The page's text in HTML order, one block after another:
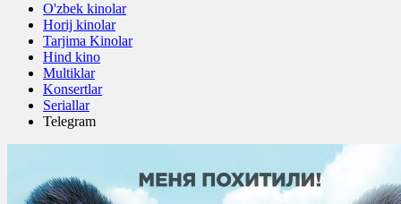
O'zbek kinolar
Horij kinolar
Tarjima Kinolar
Hind kino
Multiklar
Konsertlar
Seriallar
Telegram